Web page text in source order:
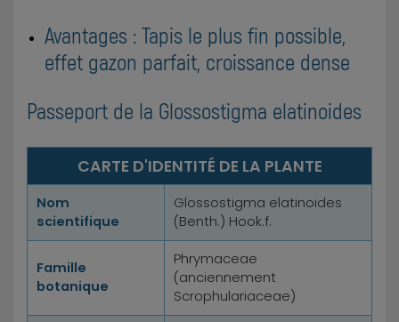
Avantages : Tapis le plus fin possible,
effet gazon parfait, croissance dense
Passeport de la Glossostigma elatinoides
CARTE D'IDENTITÉ DE LA PLANTE
Nom
scientifique
Glossostigma elatinoides
(Benth.) Hook.f.
Famille
botanique
Phrymaceae
(anciennement
Scrophulariaceae)